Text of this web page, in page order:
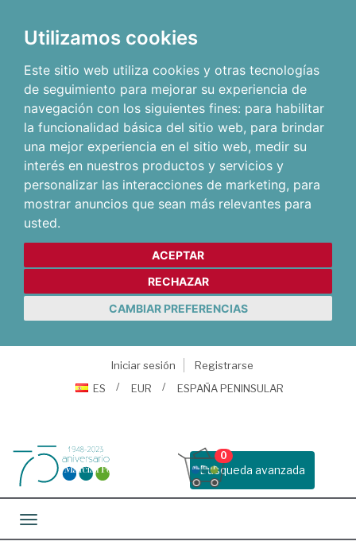
Utilizamos cookies
Este sitio web utiliza cookies y otras tecnologías
de seguimiento para mejorar su experiencia de
navegación con los siguientes fines: para habilitar
la funcionalidad básica del sitio web, para brindar
una mejor experiencia en el sitio web, medir su
interés en nuestros productos y servicios y
personalizar las interacciones de marketing, para
mostrar anuncios que sean más relevantes para
usted.
ACEPTAR
RECHAZAR
CAMBIAR PREFERENCIAS
Iniciar sesión
Registrarse
ES
EUR ESPAÑA PENINSULAR
Busqueda avanzada
0
Toggle navigation